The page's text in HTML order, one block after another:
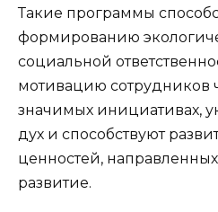
Такие программы
формированию
социальной
мотивацию сотрудников
значимых инициативах,
дух и способствуют
ценностей,
развитие.